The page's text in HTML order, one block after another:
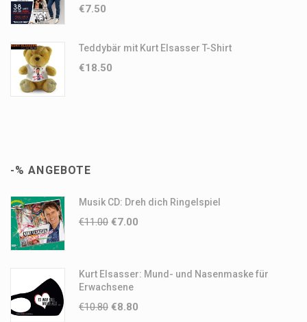
€7.50
Teddybär mit Kurt Elsasser T-Shirt
€18.50
-% ANGEBOTE
Musik CD: Dreh dich Ringelspiel
€11.00 €7.00
Kurt Elsasser: Mund- und Nasenmaske für
Erwachsene
€10.80 €8.80